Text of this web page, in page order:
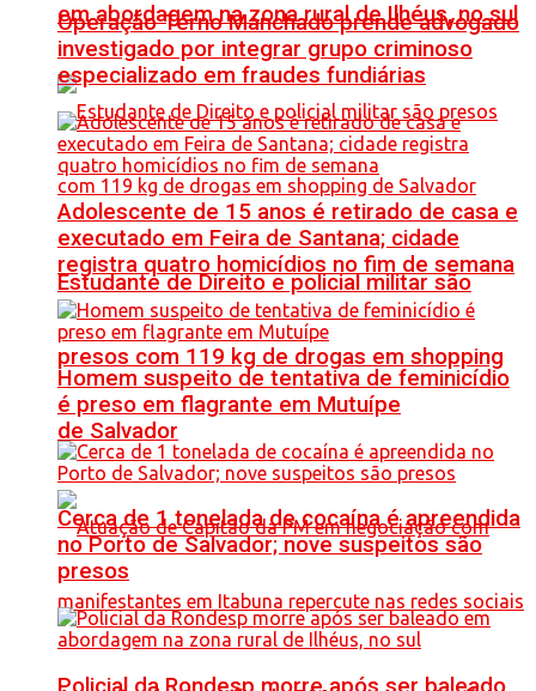
em abordagem na zona rural de Ilhéus, no sul
Estudante de Direito e policial militar são
presos com 119 kg de drogas em shopping
de Salvador
Operação Terno Manchado prende advogado
investigado por integrar grupo criminoso
especializado em fraudes fundiárias
Adolescente de 15 anos é retirado de casa e
executado em Feira de Santana; cidade
registra quatro homicídios no fim de semana
Homem suspeito de tentativa de feminicídio
é preso em flagrante em Mutuípe
Cerca de 1 tonelada de cocaína é apreendida
no Porto de Salvador; nove suspeitos são
presos